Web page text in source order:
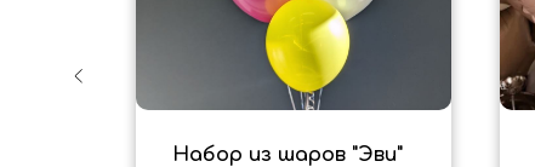
Набор из шаров "Эви"